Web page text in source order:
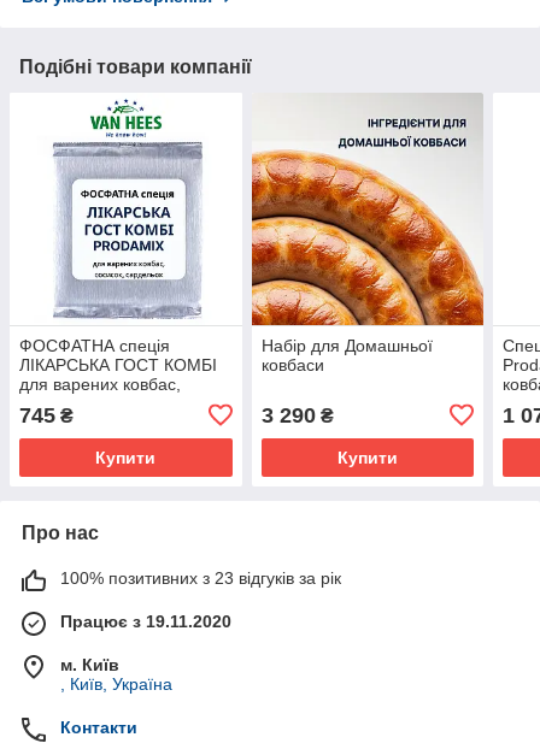
Подібні товари компанії
ФОСФАТНА спеція
ЛІКАРСЬКА ГОСТ КОМБІ
для варених ковбас,
Рrodamix (Van Hees, ЄС)
745 ₴
Купити
Набір для Домашньої
ковбаси
3 290₴
Купити
1
Про нас
100% позитивних з 23 відгуків за рік
Працює з 19.11.2020
м. Київ
, Київ, Україна
Контакти